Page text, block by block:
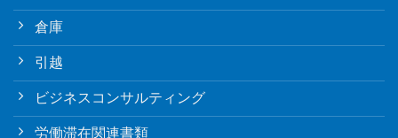
倉庫
引越
ビジネスコンサルティング
労働滞在関連書類